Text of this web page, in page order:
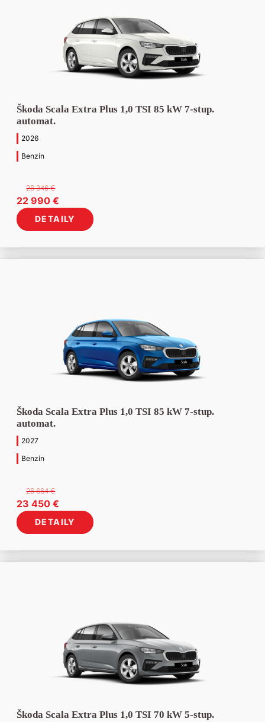
Škoda Scala Extra Plus 1,0 TSI 85 kW 7-stup.
automat.
2026
Benzín
26 346€
Pôvodná
cena
bola:
346 €.
22 990 €Aktuálna
cena
je:
990 €.
DETAILY
Škoda Scala Extra Plus 1,0 TSI 85 kW 7-stup.
automat.
2027
Benzín
26 664€
Pôvodná
cena
bola:
664 €.
23 450 €Aktuálna
cena
je:
450 €.
DETAILY
Škoda Scala Extra Plus 1,0 TSI 70 kW 5-stup.